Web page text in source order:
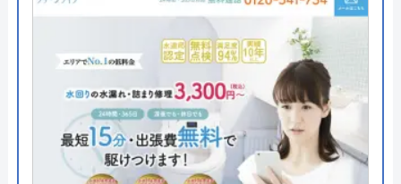
今田健治
創業・設立 1991年6月21日創業
所在地
〒222-0033
横浜市港北区新横浜3-1-9 アリーナタ
ワー13階
株式会社あんしーは、水回りのトラブル修理やリフ
ォームサービスを提供している業者です。水道局指
定工事店に登録されている業者なので、技術力にも
信頼がおけます。本社は熊本県にありますが、多数
の支店もあるので西日本の12府県の依頼に対応可能
です。各府県内全域が対応エリアとしているので、
該当府県にお住いの方であればあんしーを利用する